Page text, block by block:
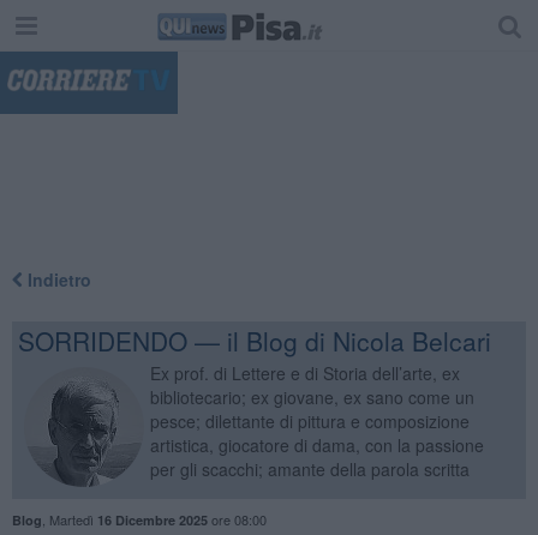
Indietro
SORRIDENDO — il Blog di Nicola Belcari
Ex prof. di Lettere e di Storia dell’arte, ex
bibliotecario; ex giovane, ex sano come un
pesce; dilettante di pittura e composizione
artistica, giocatore di dama, con la passione
per gli scacchi; amante della parola scritta
Blog Martedì 16 Dicembre 2025ore 08:00